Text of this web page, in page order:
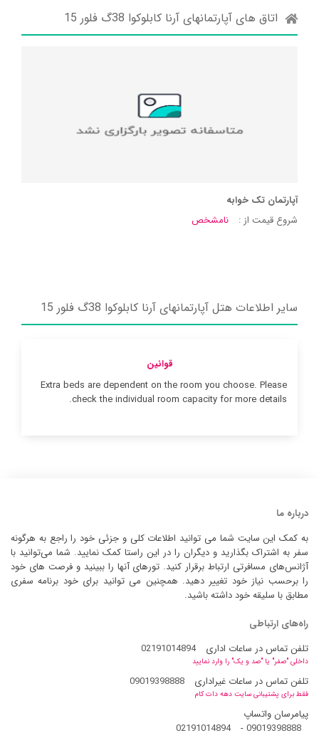
اتاق های آپارتمانهای آرنا کابلوکوا 38گ فلور 15
آپارتمان تک خوابه
شروع قیمت از :
نامشخص
سایر اطلاعات هتل آپارتمانهای آرنا کابلوکوا 38گ فلور 15
قوانین
Extra beds are dependent on the room you choose. Please
check the individual room capacity for more details.
درباره ما
به کمک این سایت شما می توانید اطلاعات کلی و جزئی خود را راجع به هرگونه
سفر به اشتراک بگذارید و دیگران را در این راستا کمک نمایید. شما می‌توانید با
آژانس‌های مسافرتی ارتباط برقرار کنید. تورهای آنها را ببینید و فرصت های خود
را برحسب نیاز خود تغییر دهید. همچنین می توانید برای خود برنامه سفری
مطابق با سلیقه خود داشته باشید.
راه‌های ارتباطی
تلفن تماس در ساعات اداری
02191014894
داخلی "صفر" یا "صد و یک" را وارد نمایید
تلفن تماس در ساعات غیراداری 09019398888
فقط برای پشتیبانی سایت دهه دات کام
پیامرسان واتساپ
09019398888
-
02191014894